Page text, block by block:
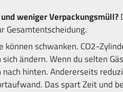
weniger Verpackungsmüll?
Gesamtentscheidung.
können schwanken. CO2-
ändern. Wenn du selten
hinten. Andererseits
Das spart Zeit und